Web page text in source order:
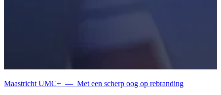
Maastricht UMC+ — Met een scherp oog op rebranding